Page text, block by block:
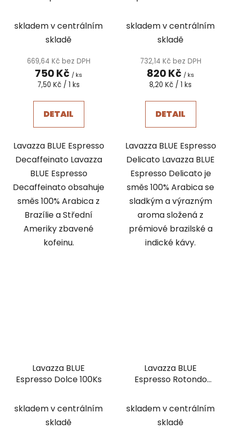
skladem v centrálním
skladě
669,64 Kč bez DPH
750 Kč / ks
Měrná
7,50 Kč / 1 ks
DETAIL
Lavazza BLUE Espresso
Decaffeinato Lavazza
BLUE Espresso
Decaffeinato obsahuje
směs 100% Arabica z
Brazílie a Střední
Ameriky zbavené
kofeinu.
skladem v centrálním
skladě
732,14 Kč bez DPH
820 Kč / ks
Měrná
8,20 Kč / 1 ks
DETAIL
Lavazza BLUE Espresso
Delicato Lavazza BLUE
Espresso Delicato je
směs 100% Arabica se
sladkým a výrazným
aroma složená z
prémiové brazilské a
indické kávy.
Lavazza BLUE
Espresso Dolce 100Ks
skladem v centrálním
skladě
Lavazza BLUE
Espresso Rotondo
skladem v centrálním
skladě